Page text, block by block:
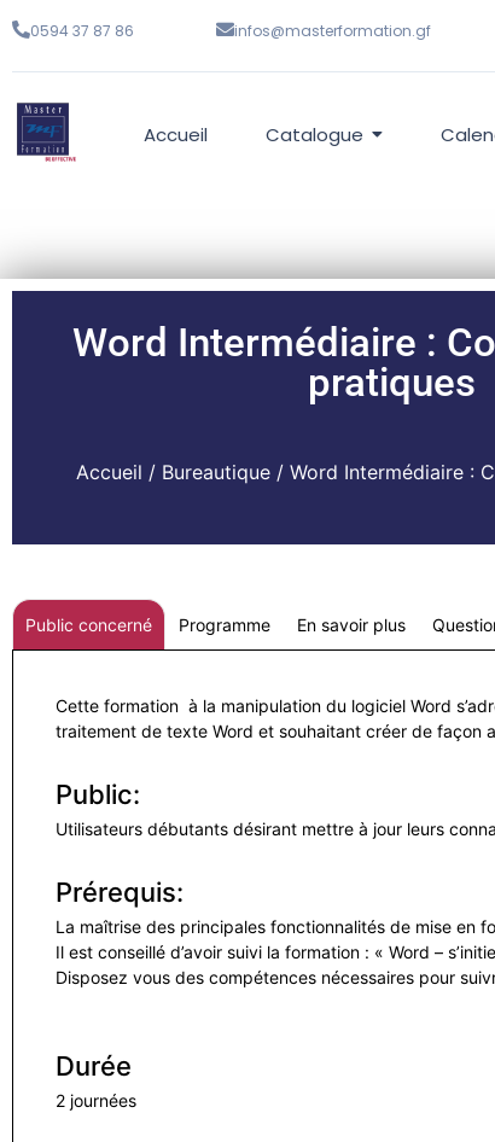
0594 37 87 86 infos@masterformation.gf
Accueil Catalogue
Word Intermédiaire :
pratiques
Accueil / Bureautique / Word Intermédiaire :
Public concerné Programme En savoir plus
Cette formation à la manipulation du logiciel Word
traitement de texte Word et souhaitant créer de façon
Public:
Utilisateurs débutants désirant mettre à jour leurs
Prérequis:
La maîtrise des principales fonctionnalités de mise en
Il est conseillé d’avoir suivi la formation : « Word –
Disposez vous des compétences nécessaires pour
Durée
2 journées